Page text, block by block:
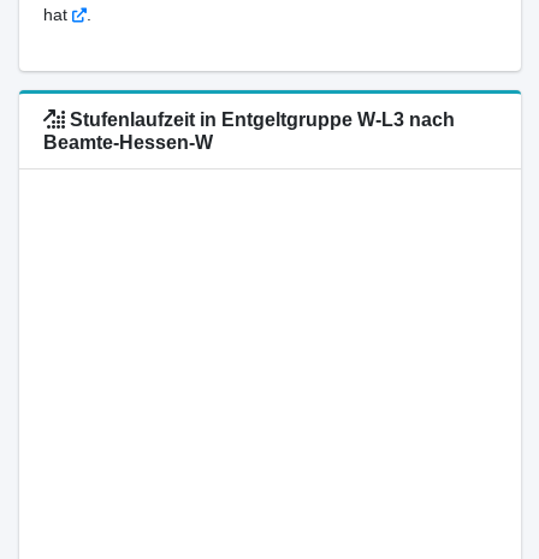
hat
.
Stufenlaufzeit in Entgeltgruppe W-L3 nach
Beamte-Hessen-W